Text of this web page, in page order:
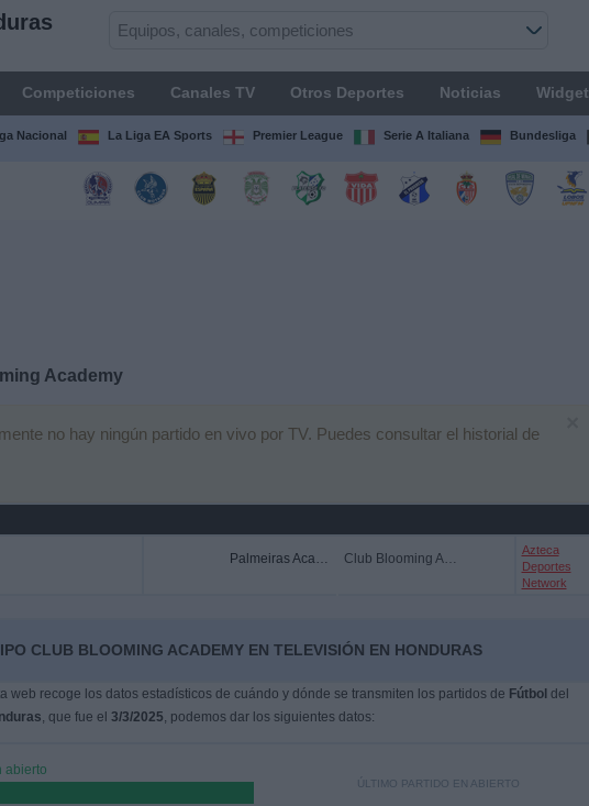
Competiciones Canales TV Otros Deportes Noticias Widget
Nacional La Liga EA Sports Premier League Serie A Italiana Bundesliga
Academy
no hay ningún partido en vivo por TV. Puedes consultar el historial de
Palmeiras Academy Club Blooming Academy
Azteca
Deportes
Network
CLUB BLOOMING ACADEMY EN TELEVISIÓN EN HONDURAS
web recoge los datos estadísticos de cuándo y dónde se transmiten los partidos de Fútbol del
, que fue el 3/3/2025, podemos dar los siguientes datos:
abierto
ÚLTIMO PARTIDO EN ABIERTO